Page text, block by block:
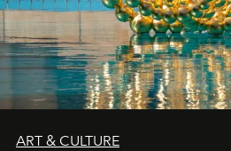
ART & CULTURE